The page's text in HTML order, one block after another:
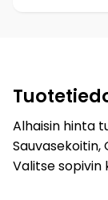
Alhaisin hinta
Sauvasekoitin,
Valitse sopivin